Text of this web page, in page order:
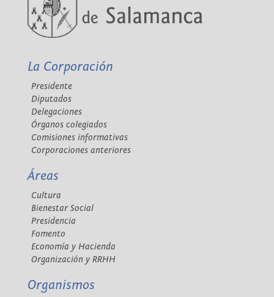
La Corporación
Presidente
Diputados
Delegaciones
Órganos colegiados
Comisiones informativas
Corporaciones anteriores
Áreas
Cultura
Bienestar Social
Presidencia
Fomento
Economía y Hacienda
Organización y RRHH
Organismos